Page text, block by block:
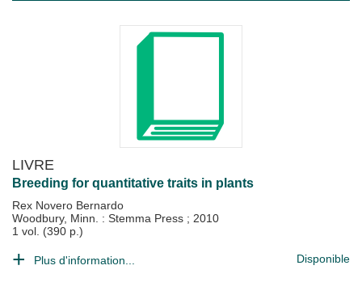
LIVRE
Breeding for quantitative traits in plants
Rex Novero Bernardo
Woodbury, Minn. : Stemma Press ; 2010
1 vol. (390 p.)
Plus d'information... Disponible